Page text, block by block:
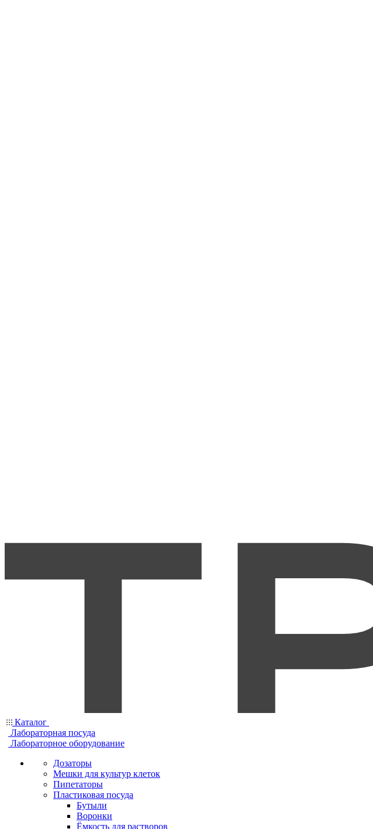
Каталог
Лабораторная посуда
Лабораторное оборудование
Дозаторы
Мешки для культур клеток
Пипетаторы
Пластиковая посуда
Бутыли
Воронки
Ёмкость для растворов